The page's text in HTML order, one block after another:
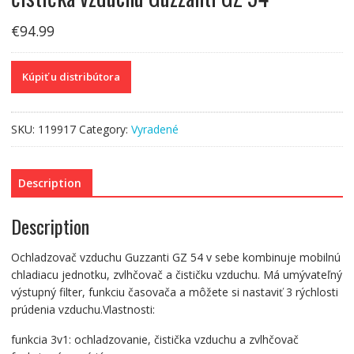
€94.99
Kúpiť u distribútora
SKU: 119917 Category: Vyradené
Description
Description
Ochladzovač vzduchu Guzzanti GZ 54 v sebe kombinuje mobilnú
chladiacu jednotku, zvlhčovač a čističku vzduchu. Má umývateľný
výstupný filter, funkciu časovača a môžete si nastaviť 3 rýchlosti
prúdenia vzduchu.Vlastnosti:
funkcia 3v1: ochladzovanie, čistička vzduchu a zvlhčovač